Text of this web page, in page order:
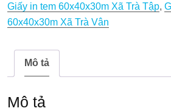
Giấy in tem 60x40x30m Xã Trà Tập,
60x40x30m Xã Trà Vân
Mô tả
Mô tả